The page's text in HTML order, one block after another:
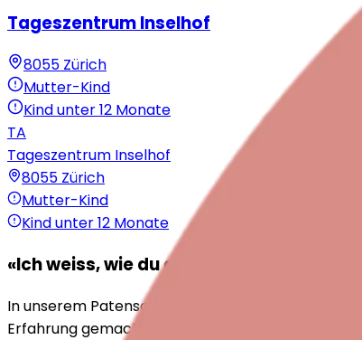
Tageszentrum Inselhof
8055 Zürich
Mutter-Kind
Kind unter 12 Monate
TA
Tageszentrum Inselhof
8055 Zürich
Mutter-Kind
Kind unter 12 Monate
«Ich weiss, wie du dich fühlst!»
In unserem Patenschaftsprogramm vermitteln
Erfahrung gemacht und begleiten Sie mit